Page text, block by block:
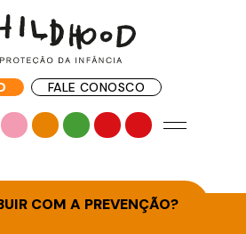
FALE CONOSCO
COM A PREVENÇÃO?